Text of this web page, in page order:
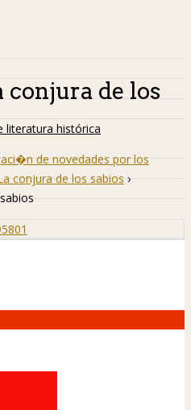
literatura histórica
conjura de los
de novedades por los
conjura de los sabios ›